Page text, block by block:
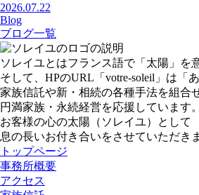
2026.07.22
Blog
ブログ一覧
ソレイユとはフランス語で「太陽」を
そして、HPのURL「votre-soleil」は「
家族信託や新・相続の各種手法を組合
円満家族・永続経営を応援しています。
お客様の心の太陽（ソレイユ）として
息の長いお付き合いをさせていただき
トップページ
事務所概要
アクセス